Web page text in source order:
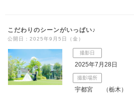
こだわりのシーンがいっぱい♪
公開日：2025年9月5日（金）
撮影日
2025年7月28日
撮影場所
宇都宮 （栃木）